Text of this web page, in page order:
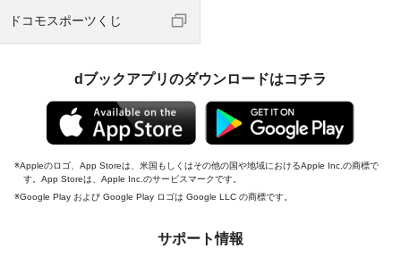
ドコモスポーツくじ
dブックアプリのダウンロードはコチラ
Appleのロゴ、App Storeは、米国もしくはその他の国や地域におけるApple Inc.の商標で
す。App Storeは、Apple Inc.のサービスマークです。
Google Play および Google Play ロゴは Google LLC の商標です。
サポート情報